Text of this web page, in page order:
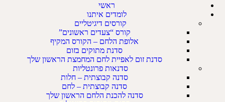
ראשי
לומדים איתנו
קורסים דיגיטליים
קורס “צעדים ראשונים”
אלופת הלחם – הקורס המקיף
סדנת מתוקים בזום
סדנת זום לאפיית לחם המחמצת הראשון שלך
סדנאות פרונטליות
סדנה קבוצתית – חלות
סדנה קבוצתית – לחם
סדנה להכנת הלחם הראשון שלך